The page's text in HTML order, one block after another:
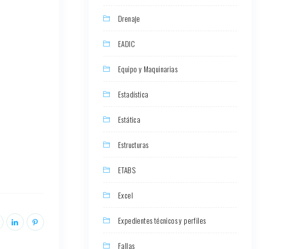
Drenaje
EADIC
Equipo y Maquinarias
Estadística
Estática
Estructuras
ETABS
Excel
Expedientes técnicos y perfiles
Fallas